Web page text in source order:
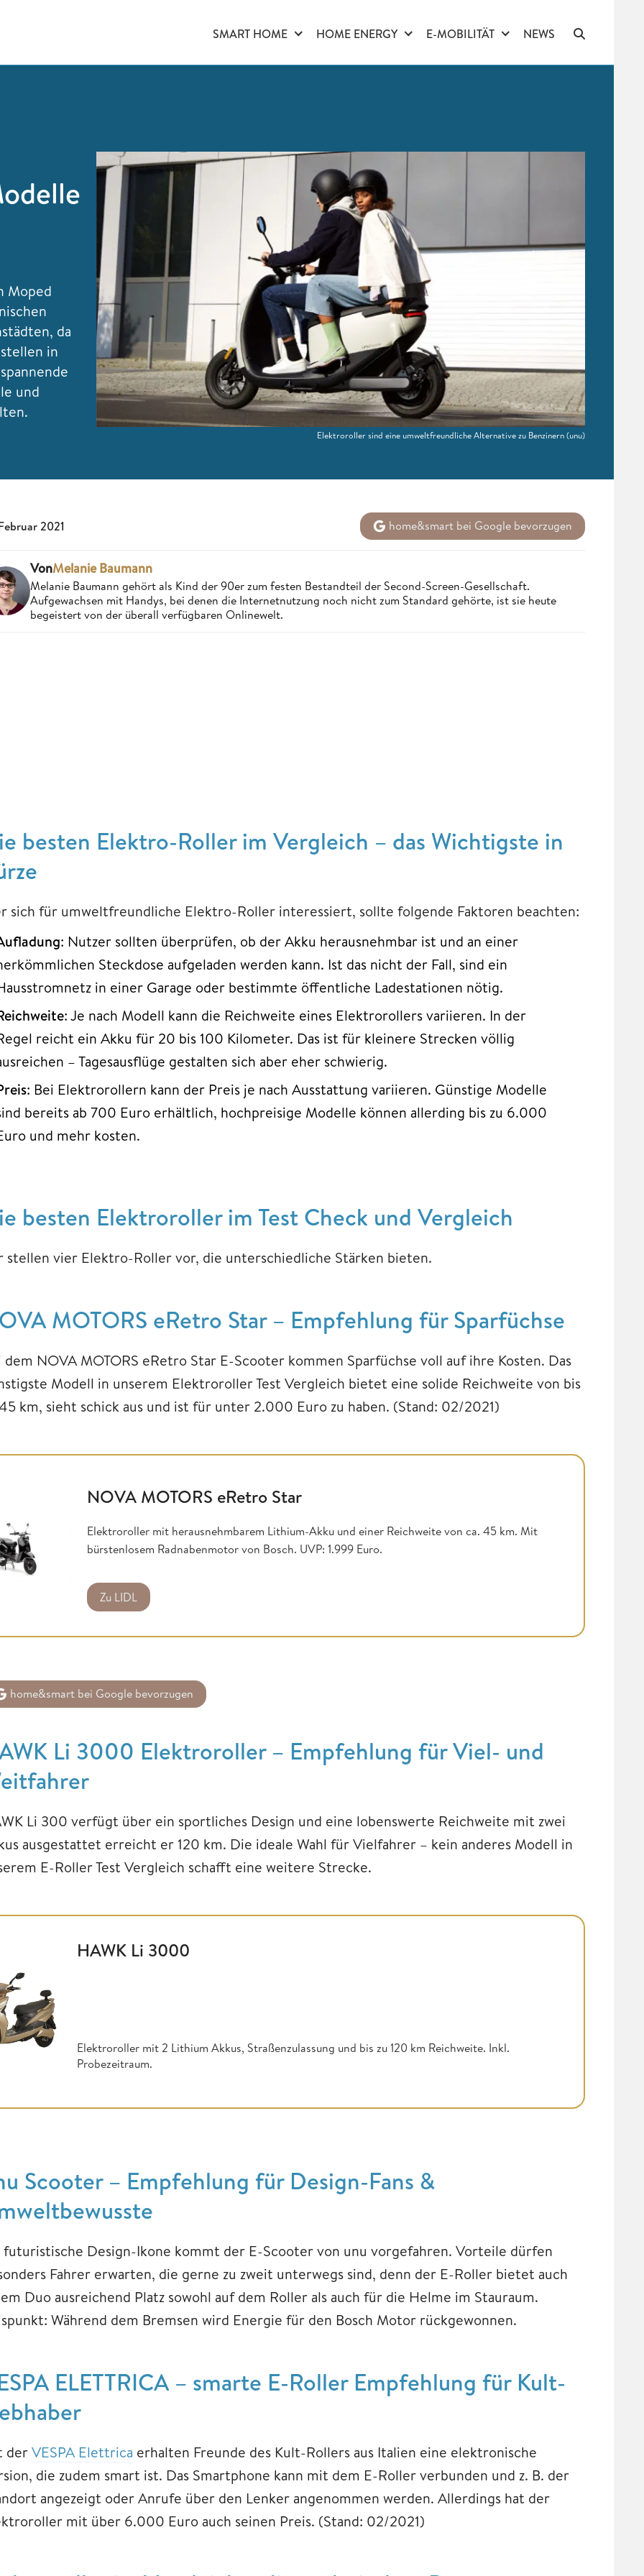
SMART HOME HOME ENERGY E-MOBILITÄT NEWS
Moped
da
in
und
Elektroroller sind eine umweltfreundliche Alternative zu Benzinern(unu)
2021 home&smart bei Google bevorzugen
VonMelanie Baumann
Melanie Baumann gehört als Kind der 90er zum festen Bestandteil der Second-Screen-Gesellschaft.
Aufgewachsen mit Handys, bei denen die Internetnutzung noch nicht zum Standard gehörte, ist sie heute
begeistert von der überall verfügbaren Onlinewelt.
besten Elektro-Roller im Vergleich – das Wichtigste in
sich für umweltfreundliche Elektro-Roller interessiert, sollte folgende Faktoren beachten:
: Nutzer sollten überprüfen, ob der Akku herausnehmbar ist und an einer
Steckdose aufgeladen werden kann. Ist das nicht der Fall, sind ein
in einer Garage oder bestimmte öffentliche Ladestationen nötig.
: Je nach Modell kann die Reichweite eines Elektrorollers variieren. In der
reicht ein Akku für 20 bis 100 Kilometer. Das ist für kleinere Strecken völlig
– Tagesausflüge gestalten sich aber eher schwierig.
: Bei Elektrorollern kann der Preis je nach Ausstattung variieren. Günstige Modelle
bereits ab 700 Euro erhältlich, hochpreisige Modelle können allerding bis zu 6.000
und mehr kosten.
besten Elektroroller im Test Check und Vergleich
stellen vier Elektro-Roller vor, die unterschiedliche Stärken bieten.
MOTORS eRetro Star – Empfehlung für Sparfüchse
dem NOVA MOTORS eRetro Star E-Scooter kommen Sparfüchse voll auf ihre Kosten. Das
Modell in unserem Elektroroller Test Vergleich bietet eine solide Reichweite von bis
km, sieht schick aus und ist für unter 2.000 Euro zu haben. (Stand: 02/2021)
NOVA MOTORS eRetro Star
Elektroroller mit herausnehmbarem Lithium-Akku und einer Reichweite von ca. 45 km. Mit
bürstenlosem Radnabenmotor von Bosch. UVP: 1.999 Euro.
Zu LIDL
home&smart bei Google bevorzugen
Li 3000 Elektroroller – Empfehlung für Viel- und
Li 300 verfügt über ein sportliches Design und eine lobenswerte Reichweite mit zwei
ausgestattet erreicht er 120 km. Die ideale Wahl für Vielfahrer – kein anderes Modell in
E-Roller Test Vergleich schafft eine weitere Strecke.
HAWK Li 3000
Elektroroller mit 2 Lithium Akkus, Straßenzulassung und bis zu 120 km Reichweite. Inkl.
Probezeitraum.
Scooter – Empfehlung für Design-Fans &
futuristische Design-Ikone kommt der E-Scooter von unu vorgefahren. Vorteile dürfen
Fahrer erwarten, die gerne zu zweit unterwegs sind, denn der E-Roller bietet auch
Duo ausreichend Platz sowohl auf dem Roller als auch für die Helme im Stauraum.
Während dem Bremsen wird Energie für den Bosch Motor rückgewonnen.
ELETTRICA – smarte E-Roller Empfehlung für Kult-
derVESPA Elettrica erhalten Freunde des Kult-Rollers aus Italien eine elektronische
die zudem smart ist. Das Smartphone kann mit dem E-Roller verbunden und z. B. der
angezeigt oder Anrufe über den Lenker angenommen werden. Allerdings hat der
mit über 6.000 Euro auch seinen Preis. (Stand: 02/2021)